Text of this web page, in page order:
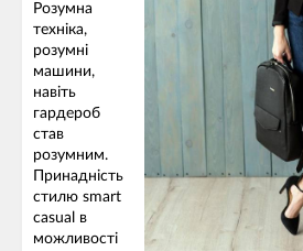
Розумна
техніка,
розумні
машини,
навіть
гардероб
став
розумним.
Принадність
стилю smart
casual в
можливості